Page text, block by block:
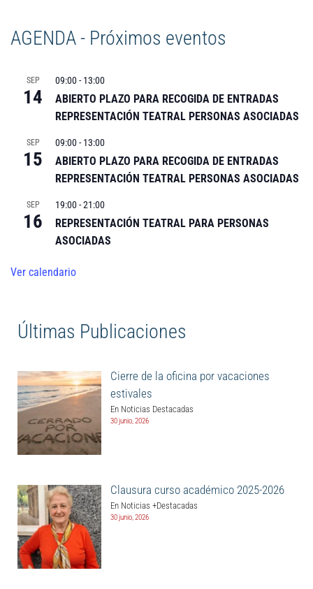
AGENDA - Próximos eventos
SEP
14
09:00-13:00
ABIERTO PLAZO PARA RECOGIDA DE ENTRADAS
REPRESENTACIÓN TEATRAL PERSONAS ASOCIADAS
SEP
15
09:00-13:00
ABIERTO PLAZO PARA RECOGIDA DE ENTRADAS
REPRESENTACIÓN TEATRAL PERSONAS ASOCIADAS
SEP
16
19:00-21:00
REPRESENTACIÓN TEATRAL PARA PERSONAS
ASOCIADAS
Ver calendario
Últimas Publicaciones
Cierre de la oficina por vacaciones
estivales
En Noticias Destacadas
30 junio, 2026
Clausura curso académico 2025-2026
En Noticias +Destacadas
30 junio, 2026